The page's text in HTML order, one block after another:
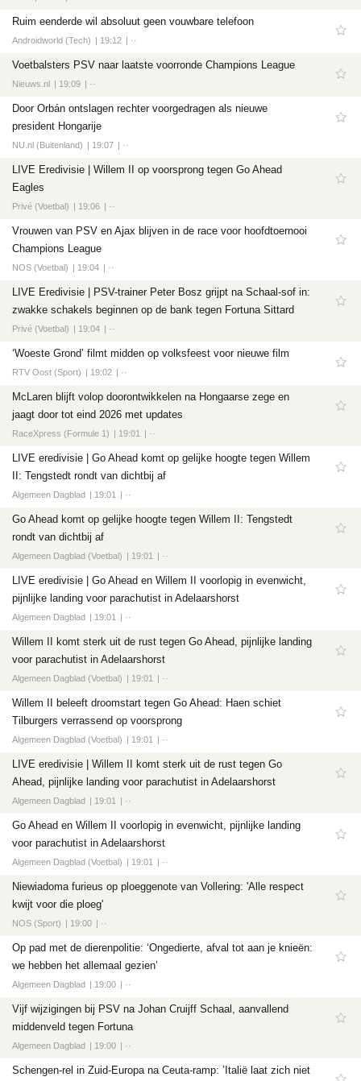
Ruim eenderde wil absoluut geen vouwbare telefoon
Androidworld (Tech) 19:12 ··
Voetbalsters PSV naar laatste voorronde Champions League
Nieuws.nl 19:09 ··
Door Orbán ontslagen rechter voorgedragen als nieuwe
president Hongarije
NU.nl (Buitenland) 19:07 ··
LIVE Eredivisie | Willem II op voorsprong tegen Go Ahead
Eagles
Privé (Voetbal) 19:06 ··
Vrouwen van PSV en Ajax blijven in de race voor hoofdtoernooi
Champions League
NOS (Voetbal) 19:04 ··
LIVE Eredivisie | PSV-trainer Peter Bosz grijpt na Schaal-sof in:
zwakke schakels beginnen op de bank tegen Fortuna Sittard
Privé (Voetbal) 19:04 ··
‘Woeste Grond’ filmt midden op volksfeest voor nieuwe film
RTV Oost (Sport) 19:02 ··
McLaren blijft volop doorontwikkelen na Hongaarse zege en
jaagt door tot eind 2026 met updates
RaceXpress (Formule 1) 19:01 ··
LIVE eredivisie | Go Ahead komt op gelijke hoogte tegen Willem
II: Tengstedt rondt van dichtbij af
Algemeen Dagblad 19:01 ··
Go Ahead komt op gelijke hoogte tegen Willem II: Tengstedt
rondt van dichtbij af
Algemeen Dagblad (Voetbal) 19:01 ··
LIVE eredivisie | Go Ahead en Willem II voorlopig in evenwicht,
pijnlijke landing voor parachutist in Adelaarshorst
Algemeen Dagblad 19:01 ··
Willem II komt sterk uit de rust tegen Go Ahead, pijnlijke landing
voor parachutist in Adelaarshorst
Algemeen Dagblad (Voetbal) 19:01 ··
Willem II beleeft droomstart tegen Go Ahead: Haen schiet
Tilburgers verrassend op voorsprong
Algemeen Dagblad (Voetbal) 19:01 ··
LIVE eredivisie | Willem II komt sterk uit de rust tegen Go
Ahead, pijnlijke landing voor parachutist in Adelaarshorst
Algemeen Dagblad 19:01 ··
Go Ahead en Willem II voorlopig in evenwicht, pijnlijke landing
voor parachutist in Adelaarshorst
Algemeen Dagblad (Voetbal) 19:01 ··
Niewiadoma furieus op ploeggenote van Vollering: 'Alle respect
kwijt voor die ploeg'
NOS (Sport) 19:00 ··
Op pad met de dierenpolitie: ‘Ongedierte, afval tot aan je knieën:
we hebben het allemaal gezien’
Algemeen Dagblad 19:00 ··
Vijf wijzigingen bij PSV na Johan Cruijff Schaal, aanvallend
middenveld tegen Fortuna
Algemeen Dagblad 19:00 ··
Schengen-rel in Zuid-Europa na Ceuta-ramp: ’Italië laat zich niet